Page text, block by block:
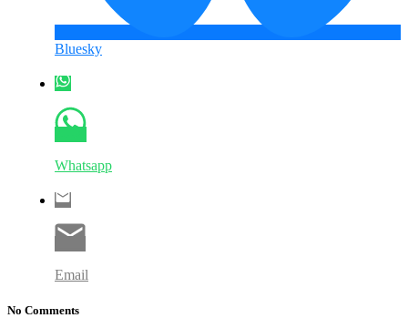
Bluesky
Whatsapp
Email
No Comments